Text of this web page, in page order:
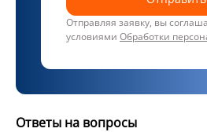
Отправляя заявку, вы
условиями Обработки
Ответы на вопросы